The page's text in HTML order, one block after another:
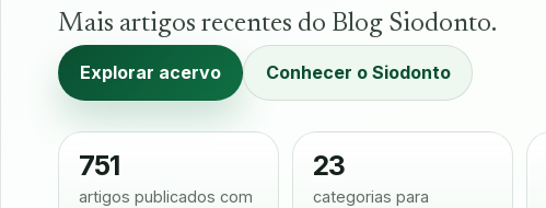
Mais artigos recentes do Blog Siodonto.
Explorar acervo Conhecer o Siodonto
751
artigos publicados com
23
categorias para